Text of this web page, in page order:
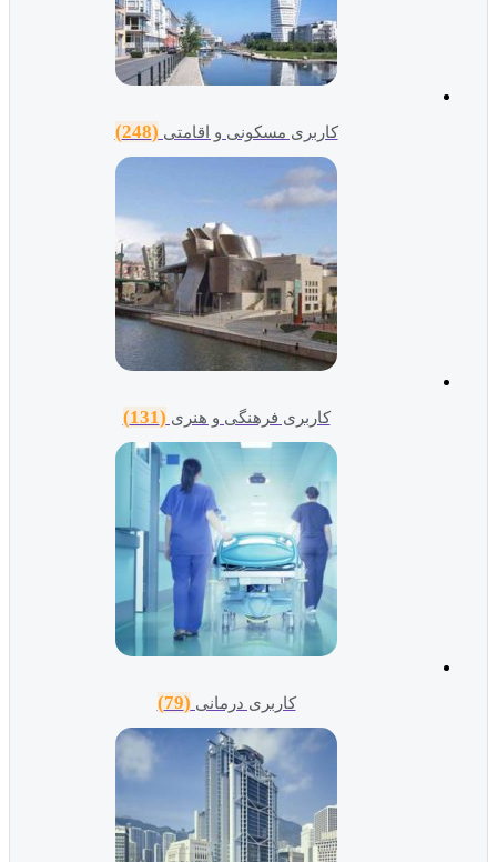
کاربری مسکونی و اقامتی (248)
کاربری فرهنگی و هنری (131)
کاربری درمانی (79)